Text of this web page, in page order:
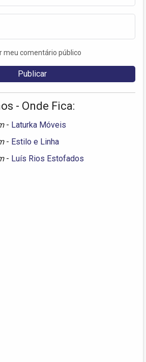
meu comentário público
- Onde Fica:
- Laturka Móveis
- Estilo e Linha
- Luís Rios Estofados